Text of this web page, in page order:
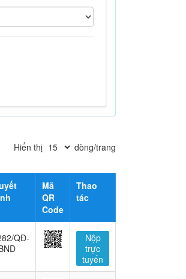
Hiển thị dòng/trang
Mã
QR
Code
Thao
tác
QĐ-
Nộp
trực
tuyến